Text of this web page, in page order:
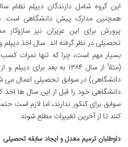
این گروه شامل دارندگان دیپلم نظام
همچنین مدارک پیش دانشگاهی
پرورش برای این عزیزان نیز
تحصیلی در نظر گرفته اند. سال اخذ
بسیار مهم است، چرا که تنها نمرات
دانشگاهی) در سوابق تحصیلی اعمال می
دانشگاهی خود را قبل از این سال ها اخذ
سوابق برای کنکور ندارند، اما لازم است
کنند تا از آخرین تغییرات مطلع شوند.
داوطلبان ترمیم معدل و ایجاد سابقه تحصیلی